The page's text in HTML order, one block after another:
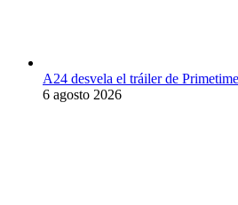
A24 desvela el tráiler de Primetime
6 agosto 2026